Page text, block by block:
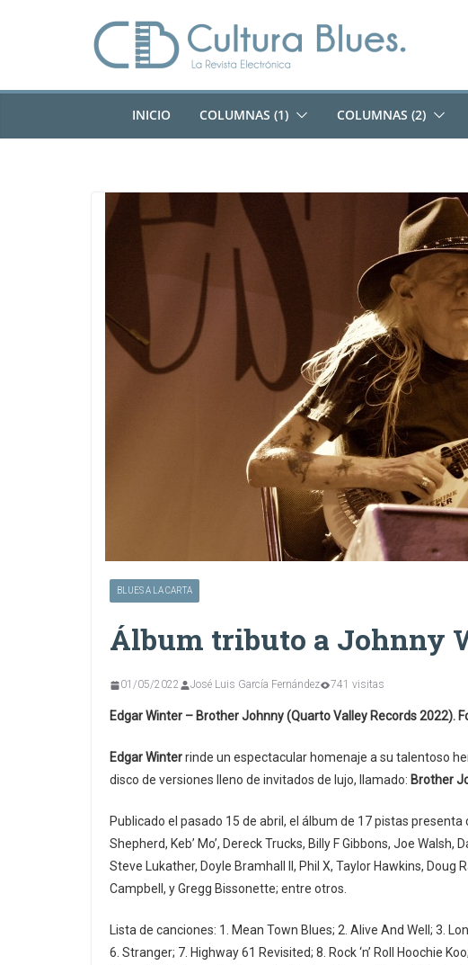
INICIO COLUMNAS (1) COLUMNAS (2)
BLUES A LA CARTA
Álbum tributo a Johnny
01/05/2022 José Luis García Fernández 741 visitas
Edgar Winter – Brother Johnny (Quarto Valley Records 2022).
Edgar Winterrinde un espectacular homenaje a su talentoso
disco de versiones lleno de invitados de lujo, llamado: Brother
Publicado el pasado 15 de abril, el álbum de 17 pistas
Shepherd, Keb’ Mo’, Dereck Trucks, Billy F Gibbons, Joe
Steve Lukather, Doyle Bramhall II, Phil X, Taylor Hawkins, Doug
Campbell, y Gregg Bissonette; entre otros.
Lista de canciones: 1. Mean Town Blues; 2. Alive And Well; 3.
6. Stranger; 7. Highway 61 Revisited; 8. Rock ‘n’ Roll Hoochie